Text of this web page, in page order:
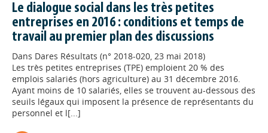
Le dialogue social dans les très petites
entreprises en 2016 : conditions et temps de
travail au premier plan des discussions
Dans Dares Résultats (n° 2018-020, 23 mai 2018)
Les très petites entreprises (TPE) emploient 20 % des
emplois salariés (hors agriculture) au 31 décembre 2016.
Ayant moins de 10 salariés, elles se trouvent au-dessous des
seuils légaux qui imposent la présence de représentants du
personnel et l[...]